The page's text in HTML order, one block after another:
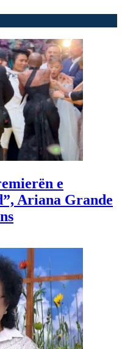
e
Ariana Grande